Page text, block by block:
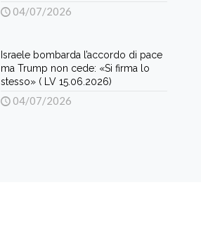
04/07/2026
Israele bombarda l’accordo di pace
ma Trump non cede: «Si firma lo
stesso» ( LV 15.06.2026)
04/07/2026